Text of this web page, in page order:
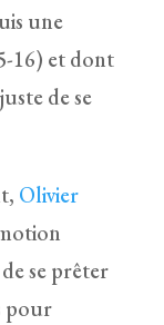
une
16) et dont
de se
Olivier
se prêter
pour